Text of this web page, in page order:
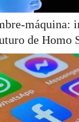
máquina:
de Homo